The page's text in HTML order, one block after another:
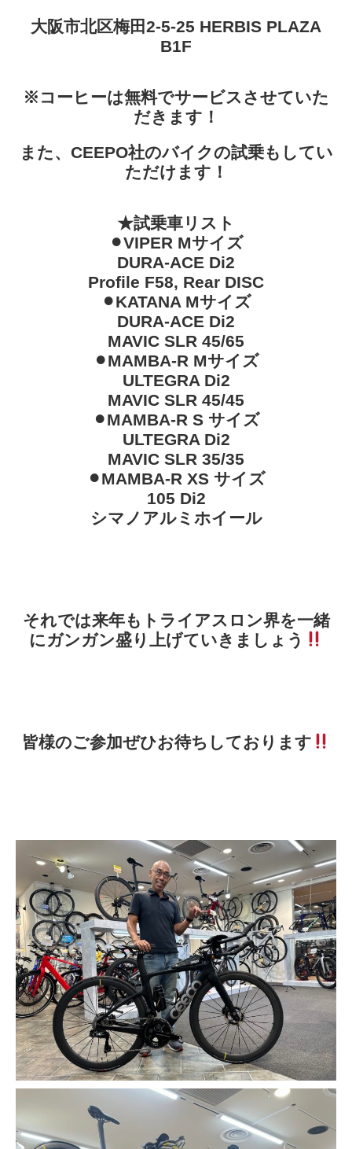
大阪市北区梅田2-5-25 HERBIS PLAZA
B1F
※コーヒーは無料でサービスさせていた
だきます！
また、CEEPO社のバイクの試乗もしてい
ただけます！
★試乗車リスト
⚫︎VIPER Mサイズ
DURA-ACE Di2
Profile F58, Rear DISC
⚫︎KATANA Mサイズ
DURA-ACE Di2
MAVIC SLR 45/65
⚫︎MAMBA-R Mサイズ
ULTEGRA Di2
MAVIC SLR 45/45
⚫︎MAMBA-R S サイズ
ULTEGRA Di2
MAVIC SLR 35/35
⚫︎MAMBA-R XS サイズ
105 Di2
シマノアルミホイール
それでは来年もトライアスロン界を一緒
にガンガン盛り上げていきましょう
皆様のご参加ぜひお待ちしております